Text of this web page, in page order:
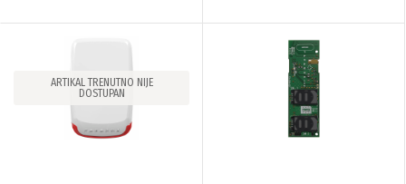
ARTIKAL TRENUTNO NIJE
DOSTUPAN